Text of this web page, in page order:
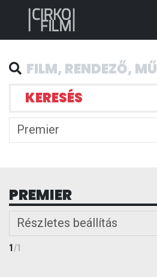
KERESÉS
Premier
PREMIER
Részletes beállítás
1/1